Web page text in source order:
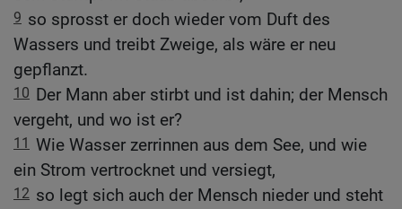
9 so sprosst er doch wieder vom Duft des
Wassers und treibt Zweige, als wäre er neu
gepflanzt.
10 Der Mann aber stirbt und ist dahin; der Mensch
vergeht, und wo ist er?
11 Wie Wasser zerrinnen aus dem See, und wie
ein Strom vertrocknet und versiegt,
12 so legt sich auch der Mensch nieder und steht